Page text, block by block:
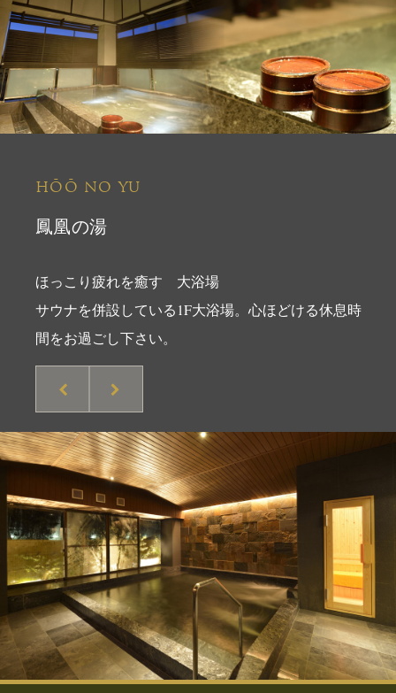
HŌŌ NO YU
鳳凰の湯
ほっこり疲れを癒す 大浴場
サウナを併設している1F大浴場。心ほどける休息時
間をお過ごし下さい。